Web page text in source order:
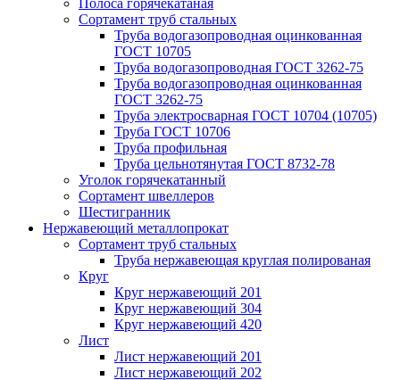
Полоса горячекатаная
Сортамент труб стальных
Труба водогазопроводная оцинкованная
ГОСТ 10705
Труба водогазопроводная ГОСТ 3262-75
Труба водогазопроводная оцинкованная
ГОСТ 3262-75
Труба электросварная ГОСТ 10704 (10705)
Труба ГОСТ 10706
Труба профильная
Труба цельнотянутая ГОСТ 8732-78
Уголок горячекатанный
Сортамент швеллеров
Шестигранник
Нержавеющий металлопрокат
Сортамент труб стальных
Труба нержавеющая круглая полированая
Круг
Круг нержавеющий 201
Круг нержавеющий 304
Круг нержавеющий 420
Лист
Лист нержавеющий 201
Лист нержавеющий 202